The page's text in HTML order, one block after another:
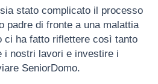
stato complicato il processo
padre di fronte a una malattia
ci ha fatto riflettere così tanto
i nostri lavori e investire i
SeniorDomo.